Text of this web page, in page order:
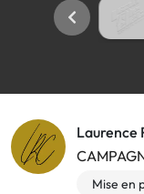
Laurence
Mise en